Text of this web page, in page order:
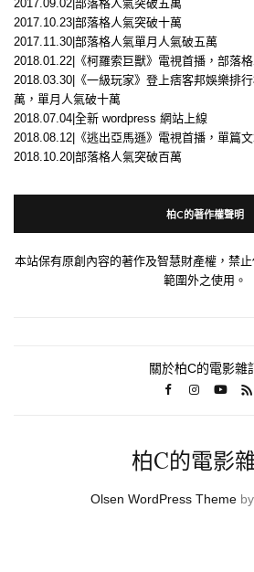
2017.09.02|部落格人氣突破五萬
2017.10.23|部落格人氣突破十萬
2017.11.30|部落格人氣單月人氣破五萬
2018.01.22|《柯羅索巨獸》電視首播，部落
2018.03.30|《一級玩家》登上痞客邦娛樂排
萬，單月人氣破十萬
2018.07.04|全新 wordpress 網站上線
2018.08.12|《逃出亞馬遜》電視首播，單篇
2018.10.20|部落格人氣突破百萬
柏C的著作權聲明
本站保有原創內容的著作及智慧財產權，禁
範圍外之使用。
關於柏C的電影雜
柏C的電影
Olsen WordPress Themeby